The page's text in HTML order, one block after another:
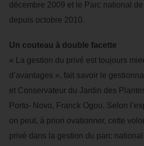
décembre 2009 et le Parc national
depuis octobre 2010.
Un couteau à double facette
« La gestion du privé est toujours
d’avantages », fait savoir le
et Conservateur du Jardin des
Porto- Novo, Franck Ogou. Selon
on peut, à priori ovationner, cette
privé dans la gestion du parc